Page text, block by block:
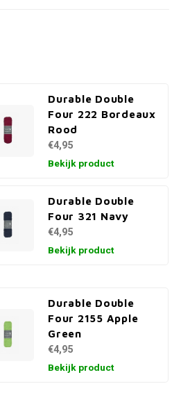
Durable Double
Four 222 Bordeaux
Rood
€4,95
Bekijk product
Durable Double
Four 321 Navy
€4,95
Bekijk product
Durable Double
Four 2155 Apple
Green
€4,95
Bekijk product